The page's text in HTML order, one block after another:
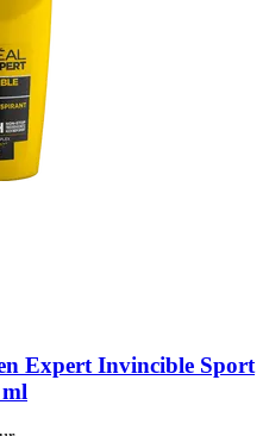
Expert Invincible Sport